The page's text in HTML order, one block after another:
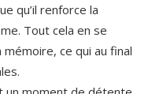
qu’il renforce la
Tout cela en se
ce qui au final